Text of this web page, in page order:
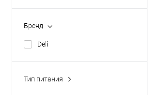
Бренд
Deli
Тип питания